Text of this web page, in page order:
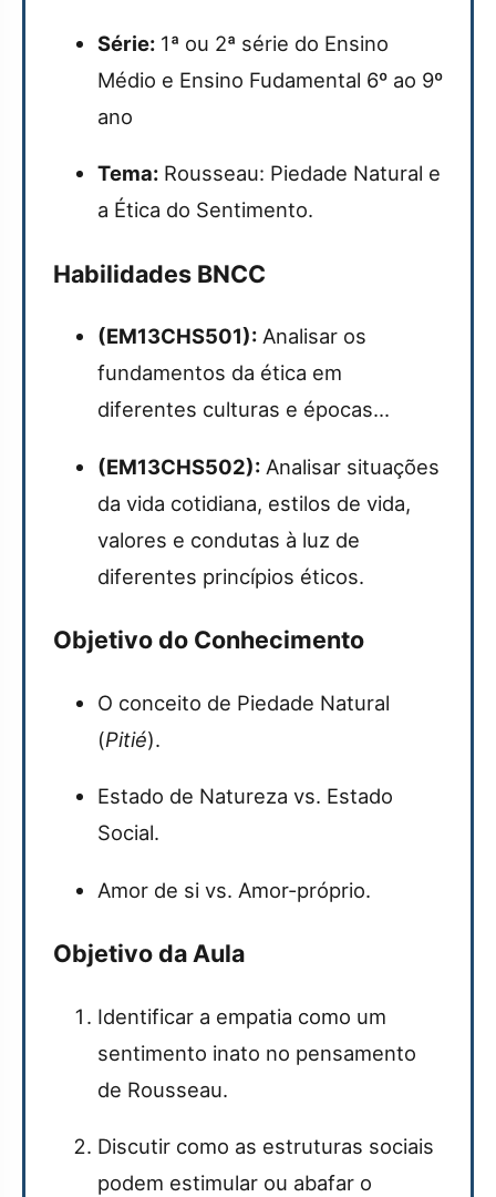
Série: 1ª ou 2ª série do Ensino
Médio e Ensino Fudamental 6º ao 9º
ano
Tema: Rousseau: Piedade Natural e
a Ética do Sentimento.
Habilidades BNCC
(EM13CHS501): Analisar os
fundamentos da ética em
diferentes culturas e épocas...
(EM13CHS502): Analisar situações
da vida cotidiana, estilos de vida,
valores e condutas à luz de
diferentes princípios éticos.
Objetivo do Conhecimento
O conceito de Piedade Natural
(Pitié).
Estado de Natureza vs. Estado
Social.
Amor de si vs. Amor-próprio.
Objetivo da Aula
Identificar a empatia como um
sentimento inato no pensamento
de Rousseau.
Discutir como as estruturas sociais
podem estimular ou abafar o